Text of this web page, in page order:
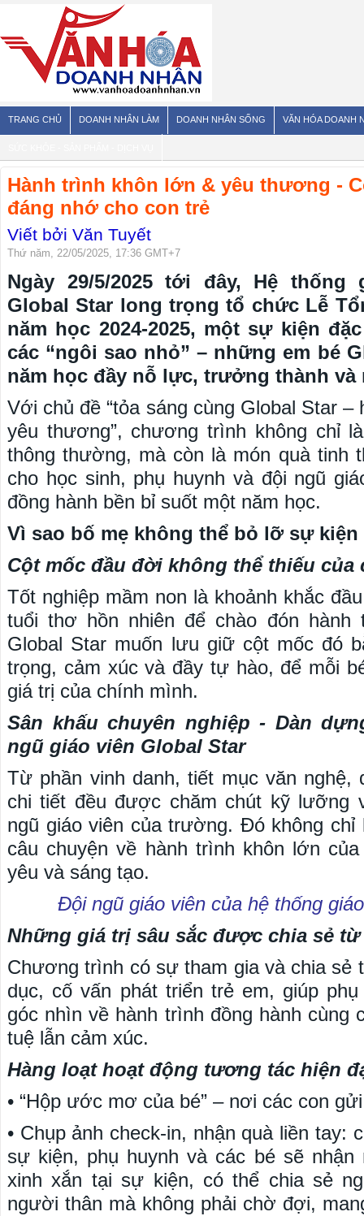
TRANG CHỦ DOANH NHÂN LÀM DOANH NHÂN SỐNG VĂN HÓA DOANH
Hành trình khôn lớn & yêu thương -
đáng nhớ cho con trẻ
Viết bởi Văn Tuyết
Thứ năm, 22/05/2025, 17:36 GMT+7
Ngày 29/5/2025 tới đây, Hệ thống
Global Star long trọng tổ chức Lễ
năm học 2024-2025, một sự kiện
các “ngôi sao nhỏ” – những em bé
năm học đầy nỗ lực, trưởng thành và
Với chủ đề “tỏa sáng cùng Global Star
yêu thương”, chương trình không chỉ
thông thường, mà còn là món quà tinh
cho học sinh, phụ huynh và đội ngũ
đồng hành bền bỉ suốt một năm học.
Vì sao bố mẹ không thể bỏ lỡ sự kiện
Cột mốc đầu đời không thể thiếu của
Tốt nghiệp mầm non là khoảnh khắc
tuổi thơ hồn nhiên để chào đón
Global Star muốn lưu giữ cột mốc đó
trọng, cảm xúc và đầy tự hào, để mỗi
giá trị của chính mình.
Sân khấu chuyên nghiệp - Dàn
ngũ giáo viên Global Star
Từ phần vinh danh, tiết mục văn nghệ,
chi tiết đều được chăm chút kỹ lưỡng
ngũ giáo viên của trường. Đó không chỉ
câu chuyện về hành trình khôn lớn
yêu và sáng tạo.
Đội ngũ giáo viên của hệ thống
Những giá trị sâu sắc được chia sẻ
Chương trình có sự tham gia và chia sẻ
dục, cố vấn phát triển trẻ em, giúp
góc nhìn về hành trình đồng hành cùng
tuệ lẫn cảm xúc.
Hàng loạt hoạt động tương tác hiện
• “Hộp ước mơ của bé” – nơi các con
• Chụp ảnh check-in, nhận quà liền tay:
sự kiện, phụ huynh và các bé sẽ nhận
xinh xắn tại sự kiện, có thể chia sẻ
người thân mà không phải chờ đợi,